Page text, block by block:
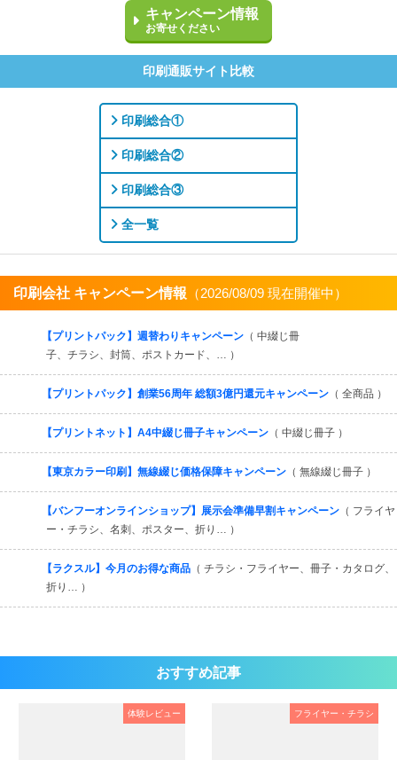
キャンペーン情報
お寄せください
印刷通販サイト比較
印刷総合①
印刷総合②
印刷総合③
全一覧
印刷会社 キャンペーン情報 （2026/08/09 現在開催中）
【プリントパック】週替わりキャンペーン （ 中綴じ冊
子、チラシ、封筒、ポストカード、… ）
【プリントパック】創業56周年 総額3億円還元キャンペーン （ 全商品 ）
【プリントネット】A4中綴じ冊子キャンペーン （ 中綴じ冊子 ）
【東京カラー印刷】無線綴じ価格保障キャンペーン （ 無線綴じ冊子 ）
【バンフーオンラインショップ】展示会準備早割キャンペーン （ フライヤ
ー・チラシ、名刺、ポスター、折り… ）
【ラクスル】今月のお得な商品 （ チラシ・フライヤー、冊子・カタログ、
折り… ）
おすすめ記事
体験レビュー フライヤー・チラシ